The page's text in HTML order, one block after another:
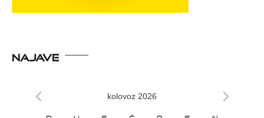
NAJAVE
kolovoz 2026